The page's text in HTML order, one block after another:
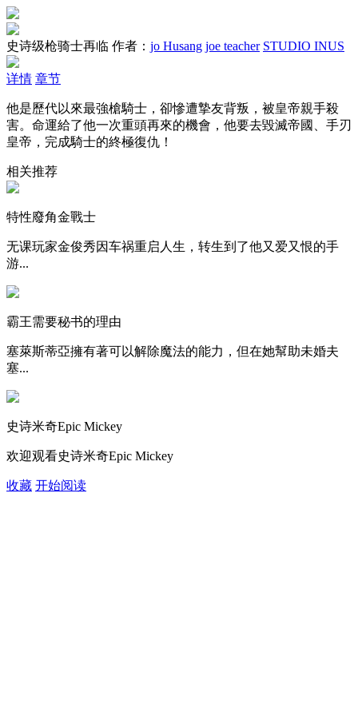
史诗级枪骑士再临 作者： jo Husang joe teacher STUDIO INUS
详情 章节
他是歷代以來最強槍騎士，卻慘遭摯友背叛，被皇帝親手殺
害。命運給了他一次重頭再來的機會，他要去毀滅帝國、手刃
皇帝，完成騎士的終極復仇！
相关推荐
特性廢角金戰士
无课玩家金俊秀因车祸重启人生，转生到了他又爱又恨的手
游...
霸王需要秘书的理由
塞萊斯蒂亞擁有著可以解除魔法的能力，但在她幫助未婚夫
塞...
史诗米奇Epic Mickey
欢迎观看史诗米奇Epic Mickey
收藏 开始阅读